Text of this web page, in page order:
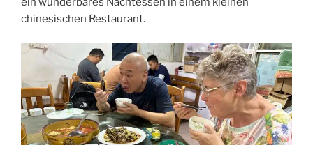
chinesischen Restaurant.